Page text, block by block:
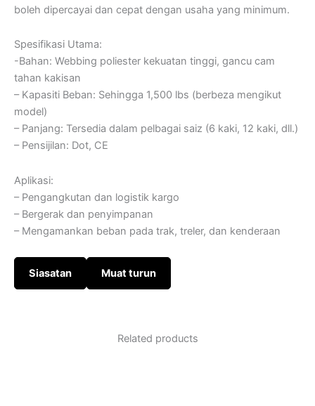
boleh dipercayai dan cepat dengan usaha yang minimum.
Spesifikasi Utama:
-Bahan: Webbing poliester kekuatan tinggi, gancu cam
tahan kakisan
– Kapasiti Beban: Sehingga 1,500 lbs (berbeza mengikut
model)
– Panjang: Tersedia dalam pelbagai saiz (6 kaki, 12 kaki, dll.)
– Pensijilan: Dot, CE
Aplikasi:
– Pengangkutan dan logistik kargo
– Bergerak dan penyimpanan
– Mengamankan beban pada trak, treler, dan kenderaan
Siasatan Muat turun
Related products